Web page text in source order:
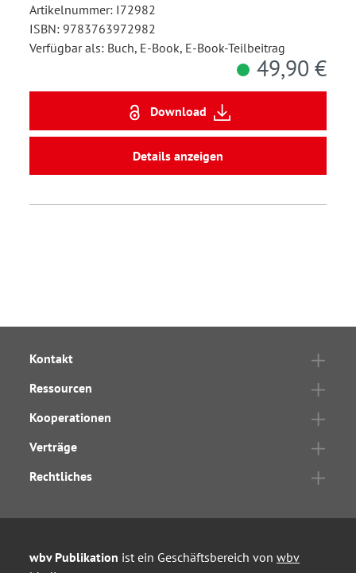
Artikelnummer: I72982
ISBN: 9783763972982
Verfügbar als: Buch, E-Book, E-Book-Teilbeitrag
49,90 €
Download
Details anzeigen
Kontakt
Ressourcen
Kooperationen
Verträge
Rechtliches
wbv Publikation ist ein Geschäftsbereich von wbv